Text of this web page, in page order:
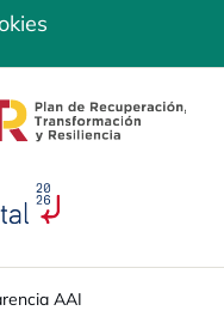
nuevase abre en una
en una pestaña
AAI